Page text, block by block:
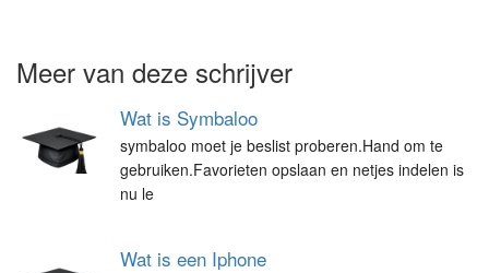
Meer van deze schrijver
Wat is Symbaloo
symbaloo moet je beslist proberen.Hand om te
gebruiken.Favorieten opslaan en netjes indelen is
nu le
Wat is een Iphone